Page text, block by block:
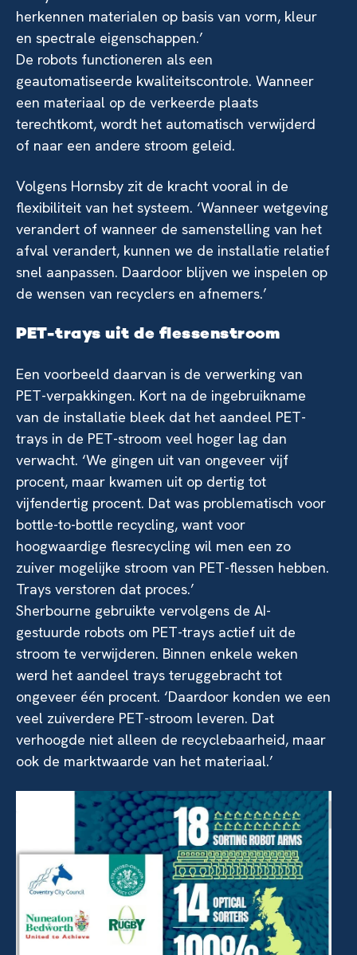
herkennen materialen op basis van vorm, kleur
en spectrale eigenschappen.’
De robots functioneren als een
geautomatiseerde kwaliteitscontrole. Wanneer
een materiaal op de verkeerde plaats
terechtkomt, wordt het automatisch verwijderd
of naar een andere stroom geleid.
Volgens Hornsby zit de kracht vooral in de
flexibiliteit van het systeem. ‘Wanneer wetgeving
verandert of wanneer de samenstelling van het
afval verandert, kunnen we de installatie relatief
snel aanpassen. Daardoor blijven we inspelen op
de wensen van recyclers en afnemers.’
PET-trays uit de flessenstroom
Een voorbeeld daarvan is de verwerking van
PET-verpakkingen. Kort na de ingebruikname
van de installatie bleek dat het aandeel PET-
trays in de PET-stroom veel hoger lag dan
verwacht. ‘We gingen uit van ongeveer vijf
procent, maar kwamen uit op dertig tot
vijfendertig procent. Dat was problematisch voor
bottle-to-bottle recycling, want voor
hoogwaardige flesrecycling wil men een zo
zuiver mogelijke stroom van PET-flessen hebben.
Trays verstoren dat proces.’
Sherbourne gebruikte vervolgens de AI-
gestuurde robots om PET-trays actief uit de
stroom te verwijderen. Binnen enkele weken
werd het aandeel trays teruggebracht tot
ongeveer één procent. ‘Daardoor konden we een
veel zuiverdere PET-stroom leveren. Dat
verhoogde niet alleen de recyclebaarheid, maar
ook de marktwaarde van het materiaal.’